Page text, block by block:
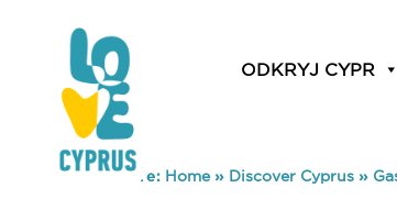
ODKRYJ CYPR
You are here: Home» Discover Cyprus »